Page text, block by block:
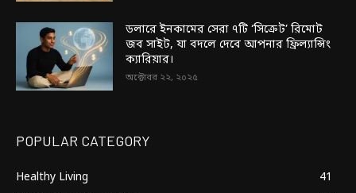
ডলারে ইনকামের সেরা ৭টি ‘সিক্রেট’ রিমোট
জব সাইট, যা বদলে দেবে আপনার ফ্রিল্যান্সিং
ক্যারিয়ার।
অক্টোবর ২২, ২০২৫
POPULAR CATEGORY
Healthy Living
41